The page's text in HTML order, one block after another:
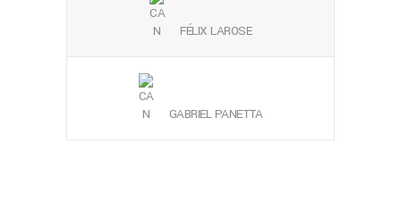
FÉLIX LAROSE
GABRIEL PANETTA